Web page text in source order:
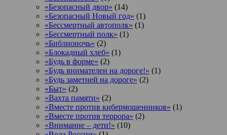
«Безопасный двор» (14)
«Безопасный Новый год» (1)
«Бессмертный автополк» (1)
«Бессмертный полк» (1)
«Библионочь» (2)
«Блокадный хлеб» (1)
«Будь в форме» (2)
«Будь внимателен на дороге!» (1)
«Будь заметней на дороге» (2)
«Быт» (2)
«Вахта памяти» (2)
«Вместе против кибермошенников» (1)
«Вместе против террора» (2)
«Внимание – дети!» (10)